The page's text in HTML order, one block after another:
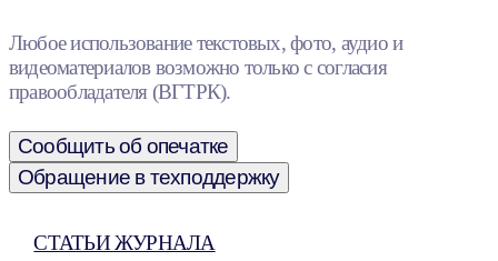
Любое использование текстовых, фото, аудио и
видеоматериалов возможно только с согласия
правообладателя (ВГТРК).
Сообщить об опечатке
Обращение в техподдержку
СТАТЬИ ЖУРНАЛА